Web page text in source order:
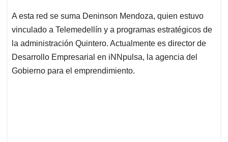
A esta red se suma Deninson Mendoza, quien estuvo
vinculado a Telemedellín y a programas estratégicos de
la administración Quintero. Actualmente es director de
Desarrollo Empresarial en iNNpulsa, la agencia del
Gobierno para el emprendimiento.